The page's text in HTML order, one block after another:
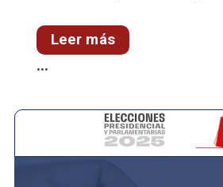
Leer más
...